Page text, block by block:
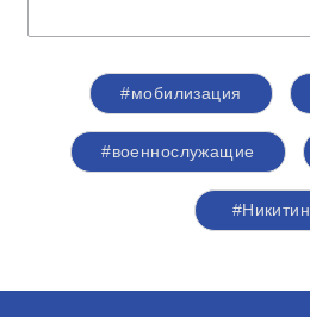
#мобилизация
#военнослужащие
#Никитин